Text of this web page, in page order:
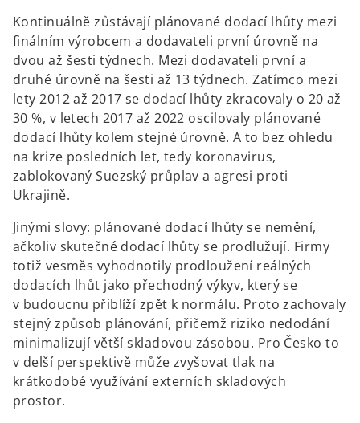
Kontinuálně zůstávají plánované dodací lhůty mezi
finálním výrobcem a dodavateli první úrovně na
dvou až šesti týdnech. Mezi dodavateli první a
druhé úrovně na šesti až 13 týdnech. Zatímco mezi
lety 2012 až 2017 se dodací lhůty zkracovaly o 20 až
30 %, v letech 2017 až 2022 oscilovaly plánované
dodací lhůty kolem stejné úrovně. A to bez ohledu
na krize posledních let, tedy koronavirus,
zablokovaný Suezský průplav a agresi proti
Ukrajině.
Jinými slovy: plánované dodací lhůty se nemění,
ačkoliv skutečné dodací lhůty se prodlužují. Firmy
totiž vesměs vyhodnotily prodloužení reálných
dodacích lhůt jako přechodný výkyv, který se
v budoucnu přiblíží zpět k normálu. Proto zachovaly
stejný způsob plánování, přičemž riziko nedodání
minimalizují větší skladovou zásobou. Pro Česko to
v delší perspektivě může zvyšovat tlak na
krátkodobé využívání externích skladových
prostor.